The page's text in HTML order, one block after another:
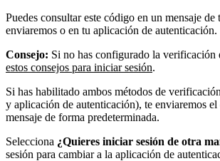
Puedes consultar este código en un mensaje de
enviaremos o en tu aplicación de autenticación.
Consejo: Si no has configurado la verificación
estos consejos para iniciar sesión.
Si has habilitado ambos métodos de
y aplicación de autenticación), te enviaremos
mensaje de forma predeterminada.
Selecciona ¿Quieres iniciar sesión de otra
sesión para cambiar a la aplicación de